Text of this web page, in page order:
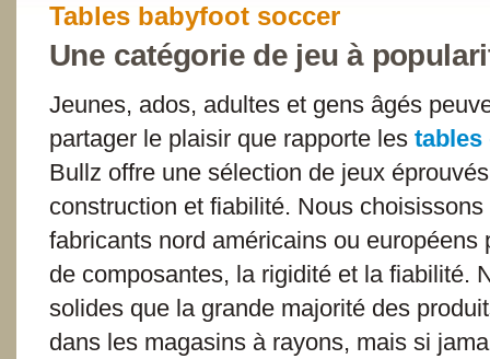
Tables babyfoot soccer
Une catégorie de jeu à
Jeunes, ados, adultes et gens âgés
partager le plaisir que rapporte les tables
Bullz offre une sélection de jeux
construction et fiabilité. Nous
fabricants nord américains ou européens
de composantes, la rigidité et la fiabilité.
solides que la grande majorité des
dans les magasins à rayons, mais si